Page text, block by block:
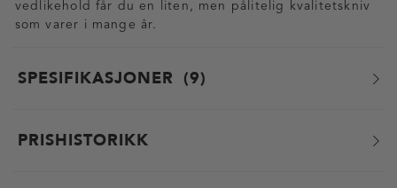
vedlikehold får du en liten, men pålitelig kvalitetskniv
som varer i mange år.
SPESIFIKASJONER 9
PRISHISTORIKK